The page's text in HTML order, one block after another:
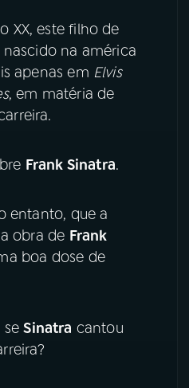
Facebook
X
XX, este filho de
na américa
apenas em Elvis
, em matéria de
Frank Sinatra.
entanto, que a
obra de Frank
boa dose de
seSinatra cantou